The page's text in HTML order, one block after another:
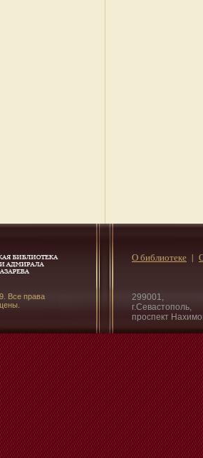
Все права
299001,
г.Севастополь,
проспект
О библиотеке